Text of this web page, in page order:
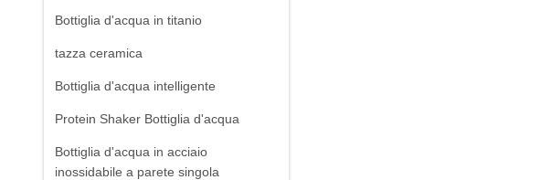
Bottiglia d'acqua in titanio
tazza ceramica
Bottiglia d'acqua intelligente
Protein Shaker Bottiglia d'acqua
Bottiglia d'acqua in acciaio
inossidabile a parete singola